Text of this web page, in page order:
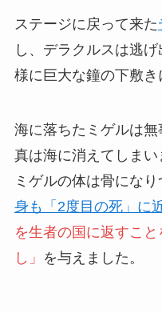
ステージに戻って来た
し、デラクルスは逃
様に巨大な鐘の下敷き
海に落ちたミゲルは
真は海に消えてしまい
ミゲルの体は骨になり
身も「2度目の死」に
を生者の国に返すこ
し」 を与えました。